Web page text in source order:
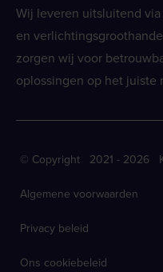
Wij leveren uitsluitend
en
zorgen wij voor
oplossingen op het juiste
© Copyright 2021 - 2026
Algemene voorwaarden
Privacy beleid
Ons cookiebeleid